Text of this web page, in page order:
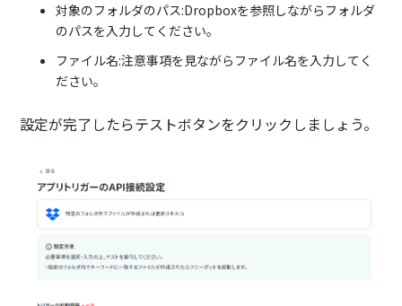
対象のフォルダのパス:Dropboxを参照しながらフォルダ
のパスを入力してください。
ファイル名:注意事項を見ながらファイル名を入力してく
ださい。
設定が完了したらテストボタンをクリックしましょう。